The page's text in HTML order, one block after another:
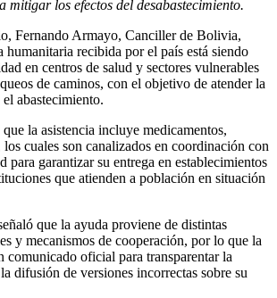
mitigar los efectos del desabastecimiento.
Fernando Armayo, Canciller de Bolivia,
recibida por el país está siendo
en centros de salud y sectores vulnerables
de caminos, con el objetivo de atender la
abastecimiento.
la asistencia incluye medicamentos,
cuales son canalizados en coordinación con
para garantizar su entrega en establecimientos
que atienden a población en situación
que la ayuda proviene de distintas
y mecanismos de cooperación, por lo que la
comunicado oficial para transparentar la
difusión de versiones incorrectas sobre su